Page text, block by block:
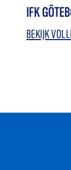
IFK
BEKIJK